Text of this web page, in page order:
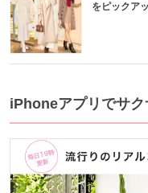
をピックア
iPhoneアプリでサ